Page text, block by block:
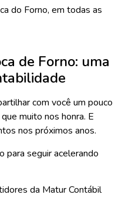
do Forno, em todas as
de Forno: uma
com você um pouco
muito nos honra. E
nos próximos anos.
seguir acelerando
da Matur Contábil